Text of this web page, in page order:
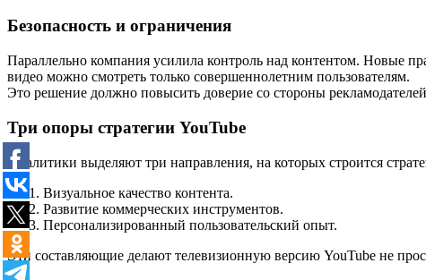
Безопасность и ограничения
Параллельно компания усилила контроль над контентом. Новые
видео можно смотреть только совершеннолетним пользователям.
Это решение должно повысить доверие со стороны
Три опоры стратегии YouTube
Аналитики выделяют три направления, на которых строится
Визуальное качество контента.
Развитие коммерческих инструментов.
Персонализированный пользовательский опыт.
Эти составляющие делают телевизионную версию YouTube не